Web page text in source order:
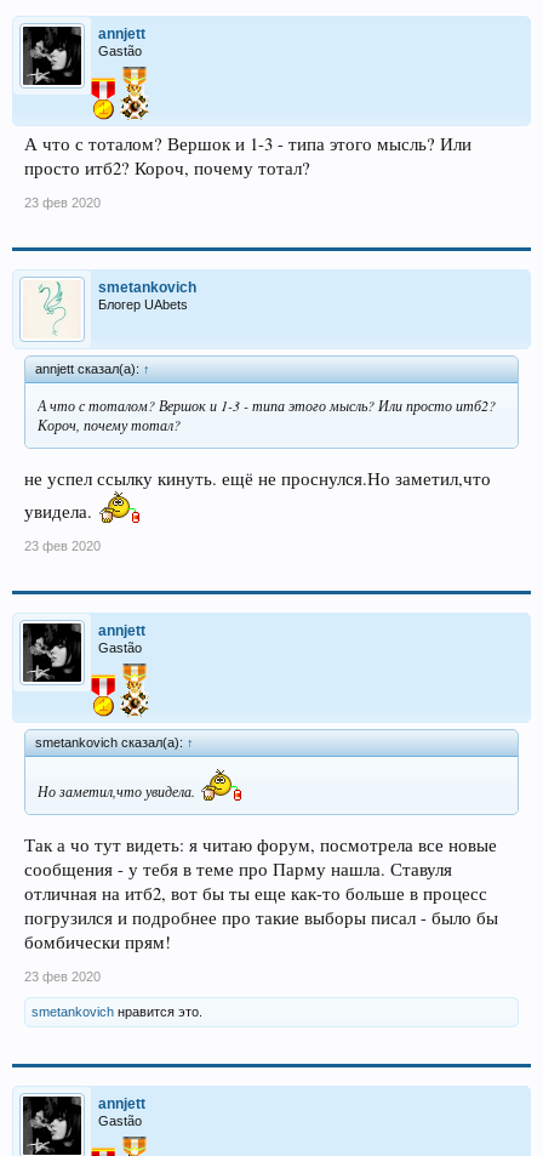
annjett
Gastão
А что с тоталом? Вершок и 1-3 - типа этого мысль? Или
просто итб2? Короч, почему тотал?
23 фев 2020
smetankovich
Блогер UAbets
annjett сказал(а): ↑
А что с тоталом? Вершок и 1-3 - типа этого мысль? Или просто итб2?
Короч, почему тотал?
не успел ссылку кинуть. ещё не проснулся.Но заметил,что
увидела.
23 фев 2020
annjett
Gastão
smetankovich сказал(а): ↑
Но заметил,что увидела.
Так а чо тут видеть: я читаю форум, посмотрела все новые
сообщения - у тебя в теме про Парму нашла. Ставуля
отличная на итб2, вот бы ты еще как-то больше в процесс
погрузился и подробнее про такие выборы писал - было бы
бомбически прям!
23 фев 2020
smetankovich нравится это.
annjett
Gastão